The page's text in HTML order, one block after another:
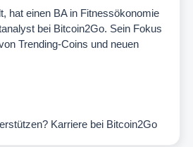
hat einen BA in Fitnessökonomie
bei Bitcoin2Go. Sein Fokus
Trending-Coins und neuen
Karriere bei Bitcoin2Go